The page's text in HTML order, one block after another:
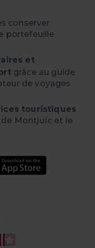
conserver
portefeuille
et
grâce au guide
de voyages
touristiques
Montjuïc et le